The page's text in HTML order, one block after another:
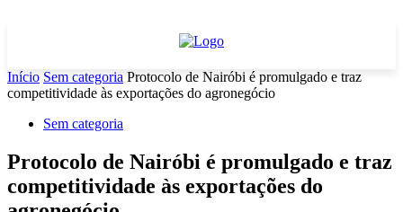
Início Sem categoria Protocolo de Nairóbi é promulgado e traz
competitividade às exportações do agronegócio
Sem categoria
Protocolo de Nairóbi é promulgado e traz
competitividade às exportações do